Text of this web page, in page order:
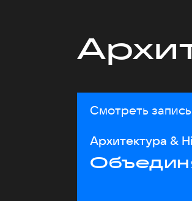
Смотреть запись
Архитектура &